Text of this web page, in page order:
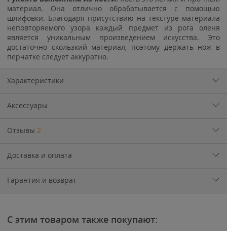
материал. Она отлично обрабатывается с помощью
шлифовки. Благодаря присутствию на текстуре материала
неповторяемого узора каждый предмет из рога оленя
является уникальным произведением искусства. Это
достаточно скользкий материал, поэтому держать нож в
перчатке следует аккуратно.
Характеристики
Аксессуары
Отзывы 2
Доставка и оплата
Гарантия и возврат
С этим товаром также покупают: